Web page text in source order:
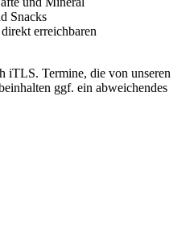
Snacks
erreichbaren
iTLS. Termine, die von unseren
ggf. ein abweichendes